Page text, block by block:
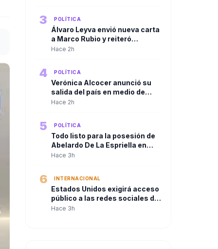
Congreso.
3 POLÍTICA
Álvaro Leyva envió nueva carta
a Marco Rubio y reiteró
denuncias contra Gustavo
Hace 2h
4 POLÍTICA
Verónica Alcocer anunció su
salida del país en medio de
investigaciones preliminares,
¿también se irá Petro?
Hace 2h
5 POLÍTICA
Todo listo para la posesión de
Abelardo De La Espriella en
Cali
Hace 3h
6 INTERNACIONAL
Estados Unidos exigirá acceso
público a las redes sociales de
quienes soliciten visa
Hace 3h